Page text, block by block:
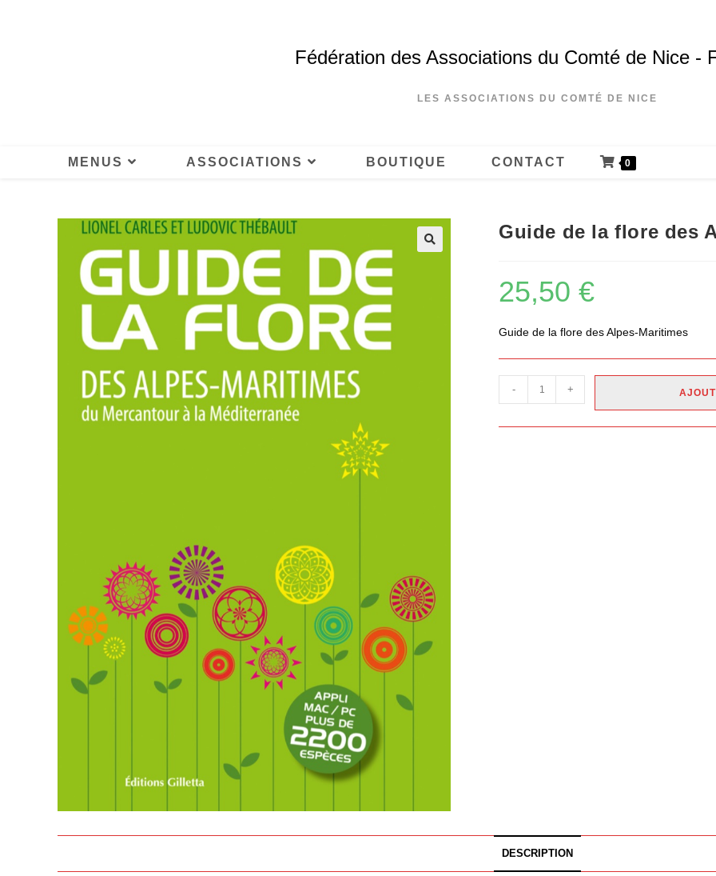
Fédération des Associations du Comté de Nice -
LES ASSOCIATIONS DU COMTÉ DE NICE
MENUS ASSOCIATIONS BOUTIQUE CONTACT 0
Guide de la flore des
25,50 €
Guide de la flore des Alpes-Maritimes
- +
DESCRIPTION